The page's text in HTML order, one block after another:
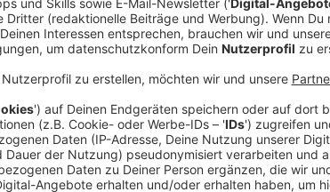
Anzeige
Mit ihren Singles wie "Remedy" oder "Faded Love"
Popkünstlerinnen Deutschlands hochgearbeitet.
"Somewhere In Between" veröffentlicht. Ende März
Debütalbum dazu erschienen. Darüber haben wir
gesprochen. Das Interview dazu könnt ihr euch hier